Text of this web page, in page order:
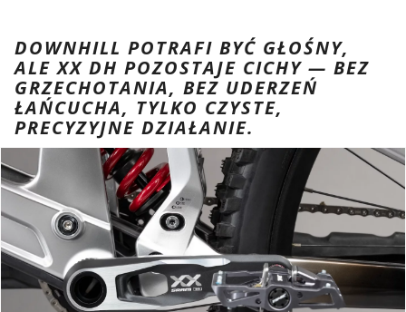
DOWNHILL POTRAFI BYĆ GŁOŚNY,
ALE XX DH POZOSTAJE CICHY — BEZ
GRZECHOTANIA, BEZ UDERZEŃ
ŁAŃCUCHA, TYLKO CZYSTE,
PRECYZYJNE DZIAŁANIE.